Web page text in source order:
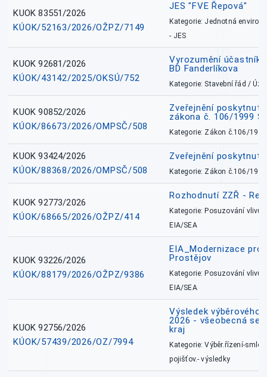
KUOK 83551/2026
KÚOK/52163/2026/OŽPZ/7149
JES "FVE Řepová"
Kategorie: Jednotná
- JES
KUOK 92681/2026
KÚOK/43142/2025/OKSÚ/752
Vyrozumění
BD Fanderlíkova
Kategorie: Stavební řád /
KUOK 90852/2026
KÚOK/86673/2026/OMPSČ/508
Zveřejnění
zákona č. 106/1999
Kategorie: Zákon č.106/1999
KUOK 93424/2026
KÚOK/88368/2026/OMPSČ/508
Zveřejnění
Kategorie: Zákon č.106/1999
KUOK 92773/2026
KÚOK/68665/2026/OŽPZ/414
Rozhodnutí ZZŘ -
Kategorie: Posuzování vlivů
EIA/SEA
KUOK 93226/2026
KÚOK/88179/2026/OŽPZ/9386
EIA_Modernizace
Prostějov
Kategorie: Posuzování vlivů
EIA/SEA
KUOK 92756/2026
KÚOK/57439/2026/OZ/7994
Výsledek výběrového
2026 - všeobecná
kraj
Kategorie: Výběr.řízení-
pojišťov.- výsledky